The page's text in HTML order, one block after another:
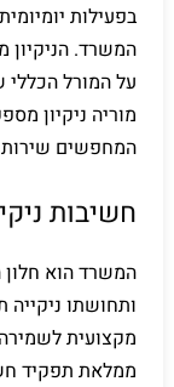
בפעילות
המשרד. הניקיון
על המורל
מוריה ניקיון
המחפשים שירות
חשיבות
המשרד הוא
ותחושתו ניקייה
מקצועית לשמירה
ממלאת תפקיד